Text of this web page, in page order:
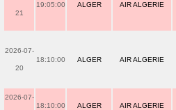
21
19:05:00 ALGER AIR ALGERIE
2026-07-
20
18:10:00 ALGER AIR ALGERIE
2026-07-
18:10:00 ALGER AIR ALGERIE